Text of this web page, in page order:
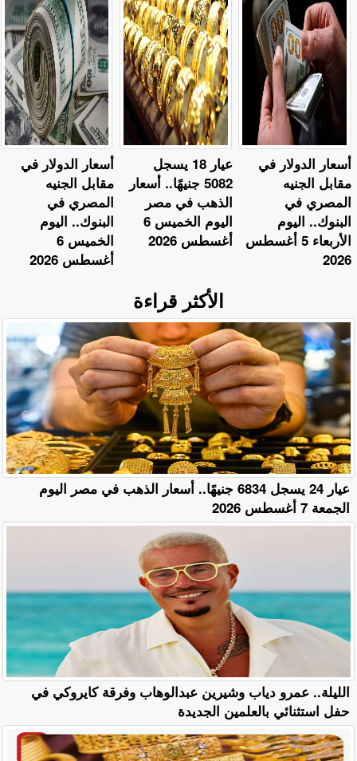
أسعار الدولار في
مقابل الجنيه
المصري في
البنوك.. اليوم
الخميس 6
أغسطس 2026
عيار 18 يسجل
5082 جنيهًا.. أسعار
الذهب في مصر
اليوم الخميس 6
أغسطس 2026
أسعار الدولار في
مقابل الجنيه
المصري في
البنوك.. اليوم
الأربعاء 5 أغسطس
2026
الأكثر قراءة
عيار 24 يسجل 6834 جنيهًا.. أسعار الذهب في مصر اليوم
الجمعة 7 أغسطس 2026
الليلة.. عمرو دياب وشيرين عبدالوهاب وفرقة كايروكي في
حفل استثنائي بالعلمين الجديدة